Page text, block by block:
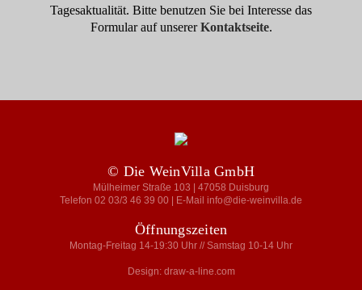
Tagesaktualität. Bitte benutzen Sie bei Interesse das
Formular auf unsererKontaktseite.
© Die WeinVilla GmbH
Mülheimer Straße 103 | 47058 Duisburg
Telefon 02 03/3 46 39 00 | E-Mail info@die-weinvilla.de
Öffnungszeiten
Montag-Freitag 14-19:30 Uhr // Samstag 10-14 Uhr
Design: draw-a-line.com